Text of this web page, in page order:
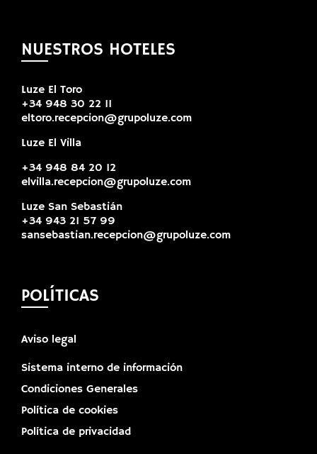
NUESTROS HOTELES
Luze El Toro
+34 948 30 22 11
eltoro.recepcion@grupoluze.com
Luze El Villa
+34 948 84 20 12
elvilla.recepcion@grupoluze.com
Luze San Sebastián
+34 943 21 57 99
sansebastian.recepcion@grupoluze.com
POLÍTICAS
Aviso legal
Sistema interno de información
Condiciones Generales
Política de cookies
Política de privacidad